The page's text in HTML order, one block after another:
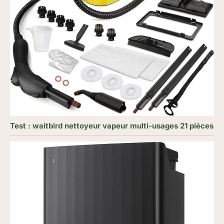
Test : waitbird nettoyeur vapeur multi-usages 21 pièces